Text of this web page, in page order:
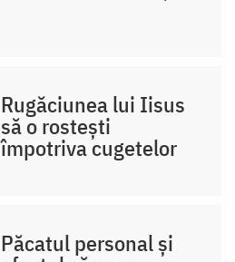
Rugăciunea lui Iisus
să o rostești
împotriva cugetelor
Păcatul personal și